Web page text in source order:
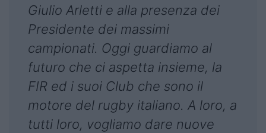
Giulio Arletti e alla presenza dei
Presidente dei massimi
campionati. Oggi guardiamo al
futuro che ci aspetta insieme, la
FIR ed i suoi Club che sono il
motore del rugby italiano. A loro, a
tutti loro, vogliamo dare nuove